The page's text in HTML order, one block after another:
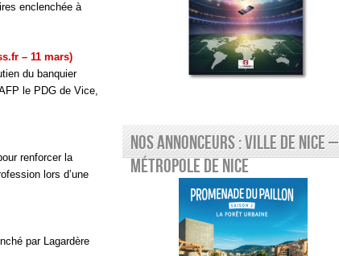
enclenchée à
– 11 mars)
du banquier
le PDG de Vice,
renforcer la
lors d’une
par Lagardère
Nos annonceurs : Ville de Nice –
Métropole de Nice